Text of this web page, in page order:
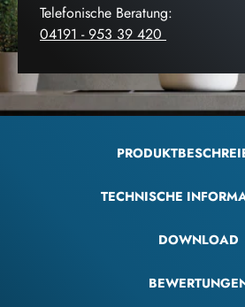
Telefonische Beratung:
04191 - 953 39 420
TECHNISCHE
DOWNLOAD